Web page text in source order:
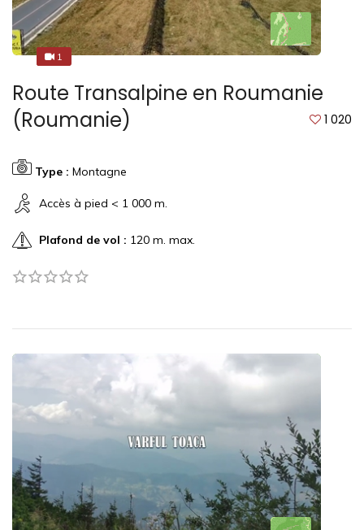
11
Route Transalpine en Roumanie
(Roumanie)
1 020
Type : Montagne
Accès à pied < 1 000 m.
Plafond de vol : 120 m. max.